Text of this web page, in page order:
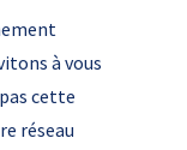
à vous
cette
réseau